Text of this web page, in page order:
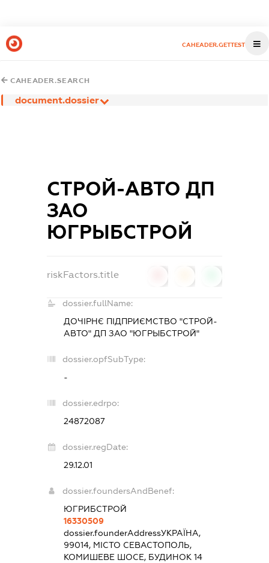
CAHEADER.GETTEST
CAHEADER.SEARCH
document.dossier
СТРОЙ-АВТО ДП
ЗАО
ЮГРЫБСТРОЙ
riskFactors.title
dossier.fullName:
ДОЧІРНЄ ПІДПРИЄМСТВО "СТРОЙ-
АВТО" ДП ЗАО "ЮГРЫБСТРОЙ"
dossier.opfSubType:
-
dossier.edrpo:
24872087
dossier.regDate:
29.12.01
dossier.foundersAndBenef:
ЮГРИБСТРОЙ
16330509
dossier.founderAddressУКРАЇНА,
99014, МІСТО СЕВАСТОПОЛЬ,
КОМИШЕВЕ ШОСЕ, БУДИНОК 14